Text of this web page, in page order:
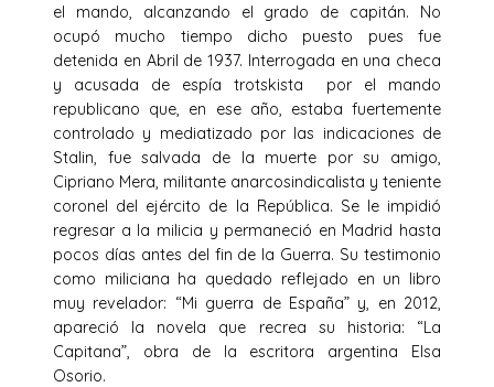
el mando, alcanzando el grado de capitán. No
ocupó mucho tiempo dicho puesto pues fue
detenida en Abril de 1937. Interrogada en una checa
y acusada de espía trotskista por el mando
republicano que, en ese año, estaba fuertemente
controlado y mediatizado por las indicaciones de
Stalin, fue salvada de la muerte por su amigo,
Cipriano Mera, militante anarcosindicalista y teniente
coronel del ejército de la República. Se le impidió
regresar a la milicia y permaneció en Madrid hasta
pocos días antes del fin de la Guerra. Su testimonio
como miliciana ha quedado reflejado en un libro
muy revelador: “Mi guerra de España” y, en 2012,
apareció la novela que recrea su historia: “La
Capitana”, obra de la escritora argentina Elsa
Osorio.